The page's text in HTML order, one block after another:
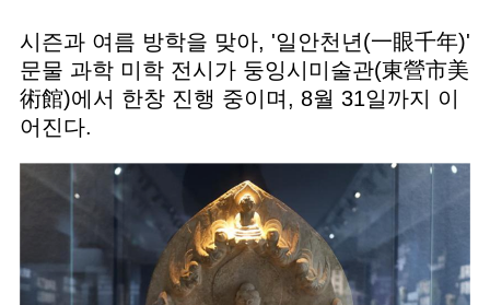
시즌과 여름 방학을 맞아, '일안천년(一眼千年)'
문물 과학 미학 전시가 둥잉시미술관(東營市美
術館)에서 한창 진행 중이며, 8월 31일까지 이
어진다.